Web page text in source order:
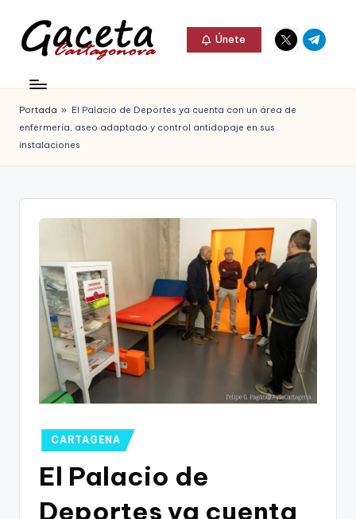
Saltar
contenido
c
e
a
Gaceta
Cartagonova,
La
Cartagena,
Cartagena,
Únete
Elemento
del
Elemento
del
Portada » El Palacio de Deportes ya cuenta con un área de
enfermería, aseo adaptado y control antidopaje en sus
instalaciones
Publicado
en
CARTAGENA
El Palacio de
Deportes ya cuenta